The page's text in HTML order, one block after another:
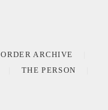
ORDER ARCHIVE
THE PERSON